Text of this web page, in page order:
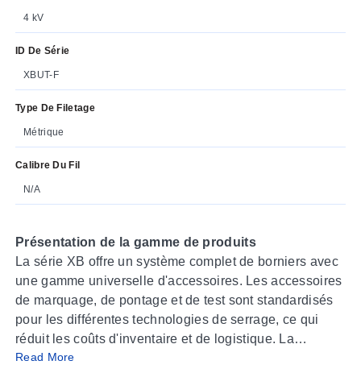
4 kV
ID De Série
XBUT-F
Type De Filetage
Métrique
Calibre Du Fil
N/A
Présentation de la gamme de produits
La série XB offre un système complet de borniers avec
une gamme universelle d'accessoires. Les accessoires
de marquage, de pontage et de test sont standardisés
pour les différentes technologies de serrage, ce qui
réduit les coûts d'inventaire et de logistique. La
conception modulaire des borniers permet d'utiliser les
Read More